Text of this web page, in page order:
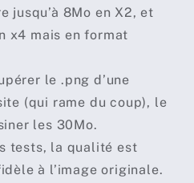
jusqu’à 8Mo en X2, et
x4 mais en format
le .png d’une
(qui rame du coup), le
les 30Mo.
tests, la qualité est
à l’image originale.